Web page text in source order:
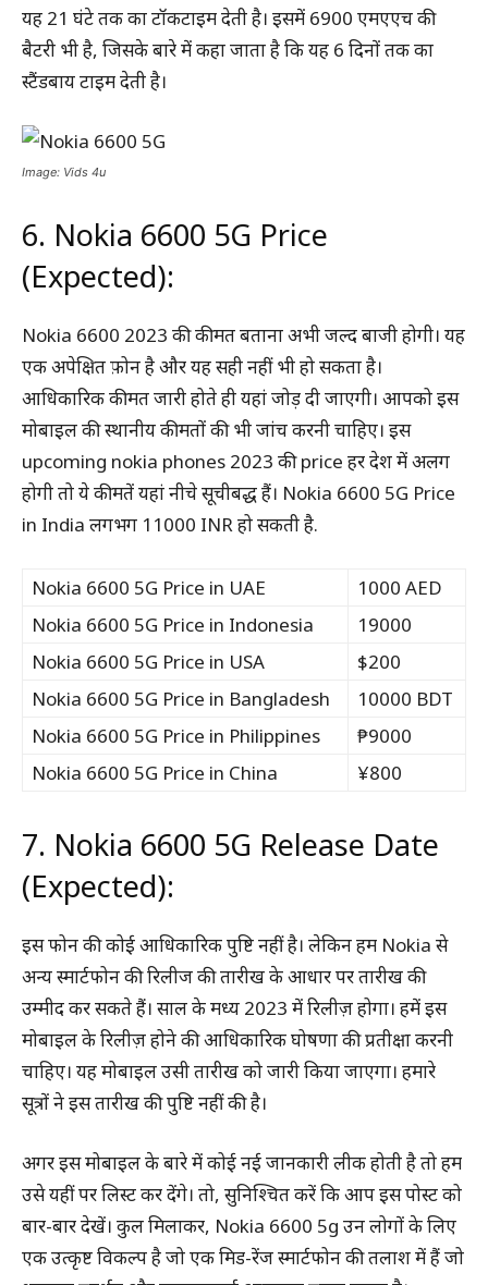
यह 21 घंटे तक का टॉकटाइम देती है। इसमें 6900 एमएएच की
बैटरी भी है, जिसके बारे में कहा जाता है कि यह 6 दिनों तक का
स्टैंडबाय टाइम देती है।
Image: Vids 4u
6. Nokia 6600 5G Price
(Expected):
Nokia 6600 2023 की कीमत बताना अभी जल्द बाजी होगी। यह
एक अपेक्षित फ़ोन है और यह सही नहीं भी हो सकता है।
आधिकारिक कीमत जारी होते ही यहां जोड़ दी जाएगी। आपको इस
मोबाइल की स्थानीय कीमतों की भी जांच करनी चाहिए। इस
upcoming nokia phones 2023 की price हर देश में अलग
होगी तो ये कीमतें यहां नीचे सूचीबद्ध हैं। Nokia 6600 5G Price
in India लगभग 11000 INR हो सकती है.
Nokia 6600 5G Price in UAE
1000 AED
Nokia 6600 5G Price in Indonesia
19000
Nokia 6600 5G Price in USA
$200
Nokia 6600 5G Price in Bangladesh
10000 BDT
Nokia 6600 5G Price in Philippines
₱9000
Nokia 6600 5G Price in China
¥800
7. Nokia 6600 5G Release Date
(Expected):
इस फोन की कोई आधिकारिक पुष्टि नहीं है। लेकिन हम Nokia से
अन्य स्मार्टफोन की रिलीज की तारीख के आधार पर तारीख की
उम्मीद कर सकते हैं। साल के मध्य 2023 में रिलीज़ होगा। हमें इस
मोबाइल के रिलीज़ होने की आधिकारिक घोषणा की प्रतीक्षा करनी
चाहिए। यह मोबाइल उसी तारीख को जारी किया जाएगा। हमारे
सूत्रों ने इस तारीख की पुष्टि नहीं की है।
अगर इस मोबाइल के बारे में कोई नई जानकारी लीक होती है तो हम
उसे यहीं पर लिस्ट कर देंगे। तो, सुनिश्चित करें कि आप इस पोस्ट को
बार-बार देखें। कुल मिलाकर, Nokia 6600 5g उन लोगों के लिए
एक उत्कृष्ट विकल्प है जो एक मिड-रेंज स्मार्टफोन की तलाश में हैं जो